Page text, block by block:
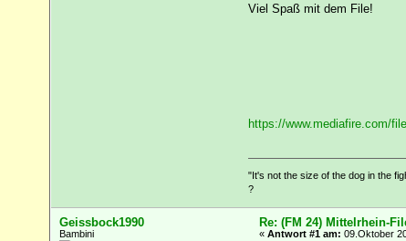
Viel Spaß mit dem File!
https://www.mediafire.com/
"It's not the size of the dog in the
?
Geissbock1990
Bambini
Re: (FM 24) Mittelrhein-
« Antwort #1 am: 09.Oktober